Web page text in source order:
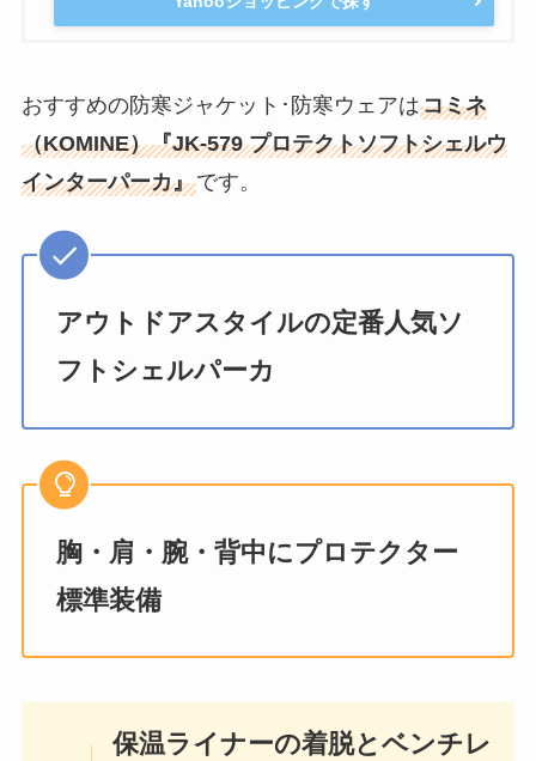
おすすめの防寒ジャケット･防寒ウェアはコミネ
（KOMINE）『JK-579 プロテクトソフトシェルウ
インターパーカ』です。
アウトドアスタイルの定番人気ソ
フトシェルパーカ
胸・肩・腕・背中にプロテクター
標準装備
保温ライナーの着脱とベンチレ